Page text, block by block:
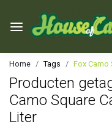
Home Tags Fox Camo
Producten
Camo Square
Liter